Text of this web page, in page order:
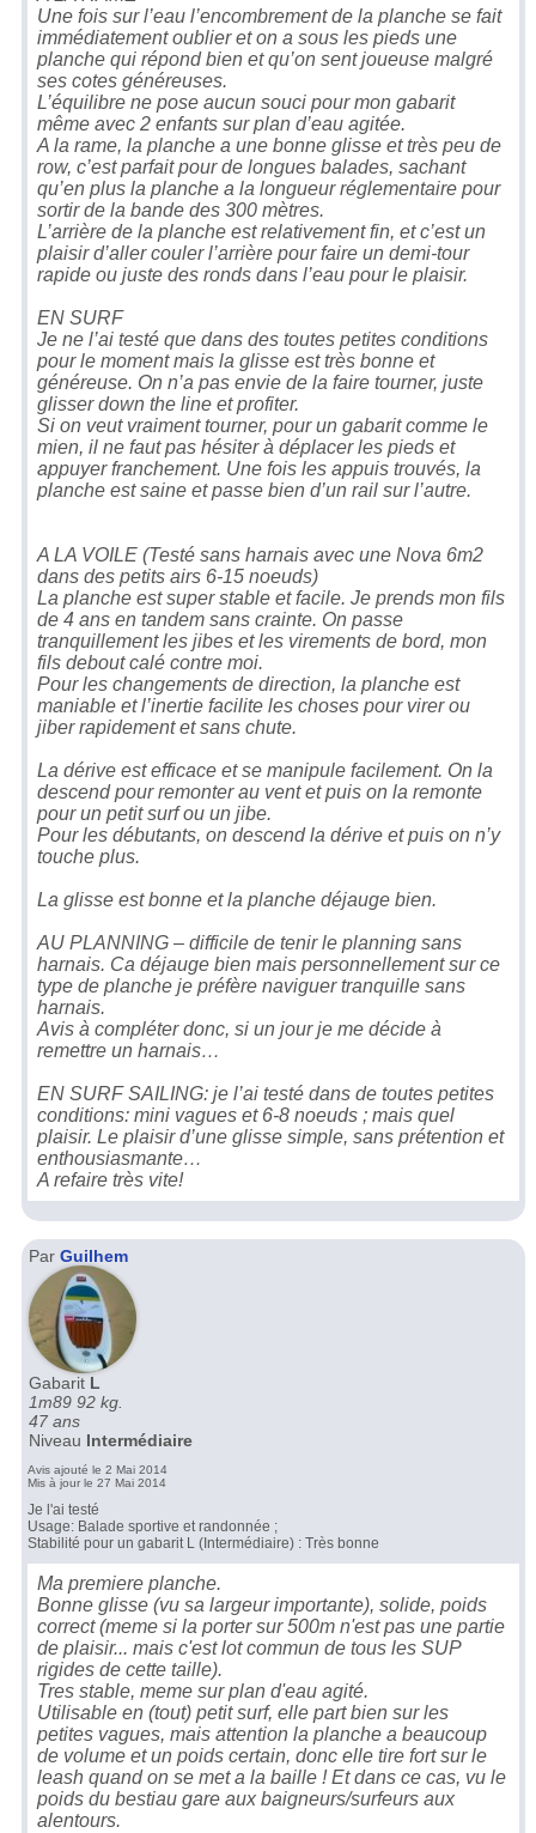
Une fois sur l’eau l’encombrement de la planche se fait
immédiatement oublier et on a sous les pieds une
planche qui répond bien et qu’on sent joueuse malgré
ses cotes généreuses.
L’équilibre ne pose aucun souci pour mon gabarit
même avec 2 enfants sur plan d’eau agitée.
A la rame, la planche a une bonne glisse et très peu de
row, c’est parfait pour de longues balades, sachant
qu’en plus la planche a la longueur réglementaire pour
sortir de la bande des 300 mètres.
L’arrière de la planche est relativement fin, et c’est un
plaisir d’aller couler l’arrière pour faire un demi-tour
rapide ou juste des ronds dans l’eau pour le plaisir.
EN SURF
Je ne l’ai testé que dans des toutes petites conditions
pour le moment mais la glisse est très bonne et
généreuse. On n’a pas envie de la faire tourner, juste
glisser down the line et profiter.
Si on veut vraiment tourner, pour un gabarit comme le
mien, il ne faut pas hésiter à déplacer les pieds et
appuyer franchement. Une fois les appuis trouvés, la
planche est saine et passe bien d’un rail sur l’autre.
A LA VOILE (Testé sans harnais avec une Nova 6m2
dans des petits airs 6-15 noeuds)
La planche est super stable et facile. Je prends mon fils
de 4 ans en tandem sans crainte. On passe
tranquillement les jibes et les virements de bord, mon
fils debout calé contre moi.
Pour les changements de direction, la planche est
maniable et l’inertie facilite les choses pour virer ou
jiber rapidement et sans chute.
La dérive est efficace et se manipule facilement. On la
descend pour remonter au vent et puis on la remonte
pour un petit surf ou un jibe.
Pour les débutants, on descend la dérive et puis on n’y
touche plus.
La glisse est bonne et la planche déjauge bien.
AU PLANNING – difficile de tenir le planning sans
harnais. Ca déjauge bien mais personnellement sur ce
type de planche je préfère naviguer tranquille sans
harnais.
Avis à compléter donc, si un jour je me décide à
remettre un harnais…
EN SURF SAILING: je l’ai testé dans de toutes petites
conditions: mini vagues et 6-8 noeuds ; mais quel
plaisir. Le plaisir d’une glisse simple, sans prétention et
enthousiasmante…
A refaire très vite!
Par Guilhem
Gabarit L
1m89 92 kg.
47 ans
Niveau Intermédiaire
Avis ajouté le 2 Mai 2014
Mis à jour le 27 Mai 2014
Je l'ai testé
Usage: Balade sportive et randonnée ;
Stabilité pour un gabarit L (Intermédiaire) : Très bonne
Ma premiere planche.
Bonne glisse (vu sa largeur importante), solide, poids
correct (meme si la porter sur 500m n'est pas une partie
de plaisir... mais c'est lot commun de tous les SUP
rigides de cette taille).
Tres stable, meme sur plan d'eau agité.
Utilisable en (tout) petit surf, elle part bien sur les
petites vagues, mais attention la planche a beaucoup
de volume et un poids certain, donc elle tire fort sur le
leash quand on se met a la baille ! Et dans ce cas, vu le
poids du bestiau gare aux baigneurs/surfeurs aux
alentours.